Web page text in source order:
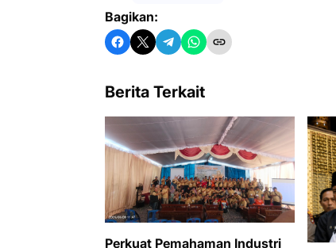
Bagikan:
Berita Terkait
Perkuat Pemahaman Industri